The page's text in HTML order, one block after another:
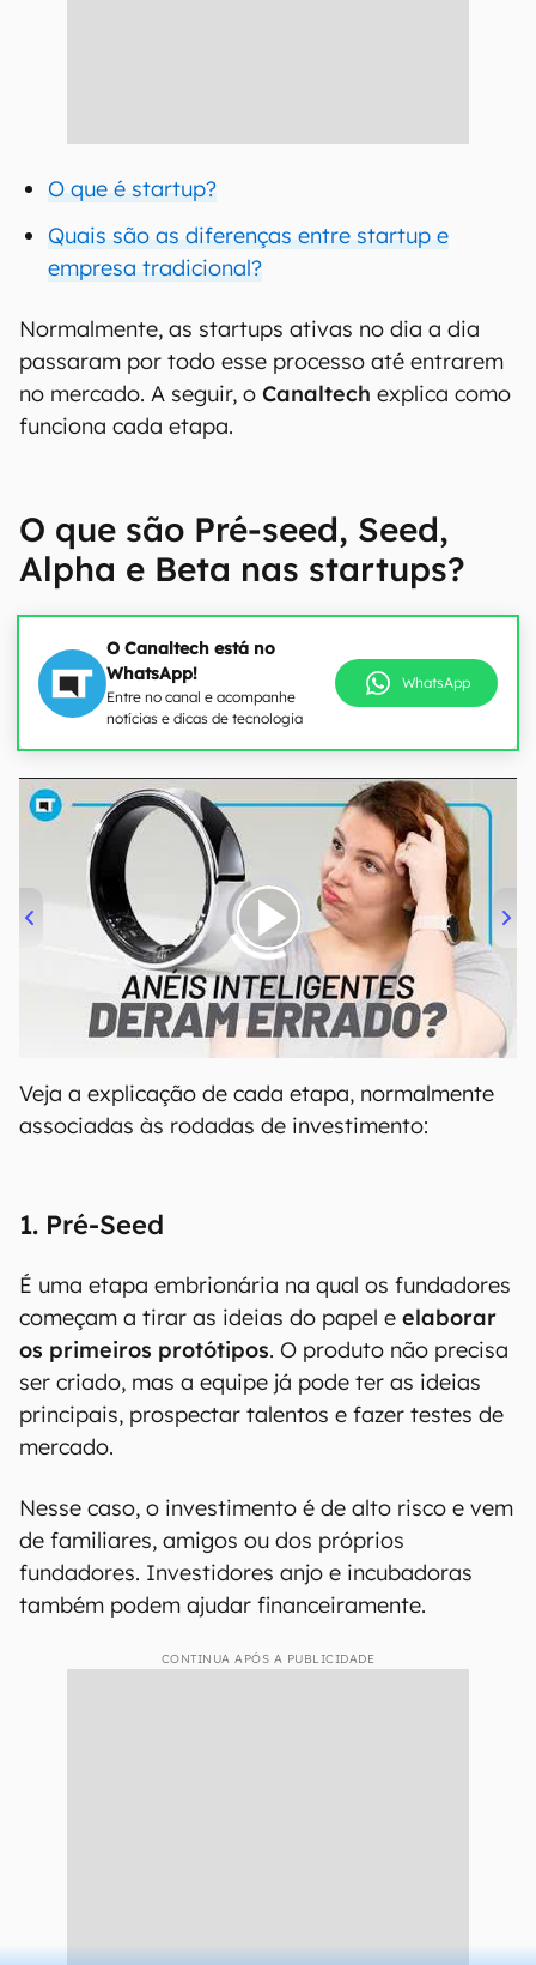
O que é startup?
Quais são as diferenças entre startup e
empresa tradicional?
Normalmente, as startups ativas no dia a dia
passaram por todo esse processo até entrarem
no mercado. A seguir, o Canaltech explica como
funciona cada etapa.
O que são Pré-seed, Seed,
Alpha e Beta nas startups?
O Canaltech está no
WhatsApp!
Entre no canal e acompanhe
notícias e dicas de tecnologia
WhatsApp
00:00/21:11
Veja a explicação de cada etapa, normalmente
associadas às rodadas de investimento:
1. Pré-Seed
É uma etapa embrionária na qual os fundadores
começam a tirar as ideias do papel e elaborar
os primeiros protótipos. O produto não precisa
ser criado, mas a equipe já pode ter as ideias
principais, prospectar talentos e fazer testes de
mercado.
Nesse caso, o investimento é de alto risco e vem
de familiares, amigos ou dos próprios
fundadores. Investidores anjo e incubadoras
também podem ajudar financeiramente.
CONTINUA APÓS A PUBLICIDADE